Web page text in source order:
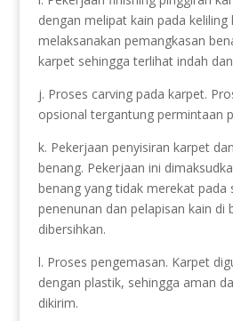
dengan melipat kain pada keliling
melaksanakan pemangkasan
karpet sehingga terlihat indah
j. Proses carving pada karpet.
opsional tergantung permintaan
k. Pekerjaan penyisiran karpet
benang. Pekerjaan ini
benang yang tidak merekat pada
penenunan dan pelapisan kain di
dibersihkan.
l. Proses pengemasan. Karpet
dengan plastik, sehingga aman
dikirim.